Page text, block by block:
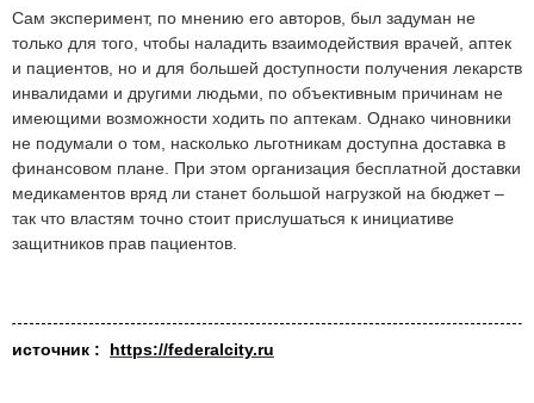
Сам эксперимент, по мнению его авторов, был задуман не
только для того, чтобы наладить взаимодействия врачей, аптек
и пациентов, но и для большей доступности получения лекарств
инвалидами и другими людьми, по объективным причинам не
имеющими возможности ходить по аптекам. Однако чиновники
не подумали о том, насколько льготникам доступна доставка в
финансовом плане. При этом организация бесплатной доставки
медикаментов вряд ли станет большой нагрузкой на бюджет –
так что властям точно стоит прислушаться к инициативе
защитников прав пациентов.
источник : https://federalcity.ru